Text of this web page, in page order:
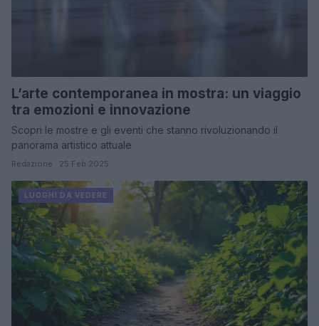
L’arte contemporanea in mostra: un viaggio
tra emozioni e innovazione
Scopri le mostre e gli eventi che stanno rivoluzionando il
panorama artistico attuale
Redazione · 25 Feb 2025
LUOGHI DA VEDERE